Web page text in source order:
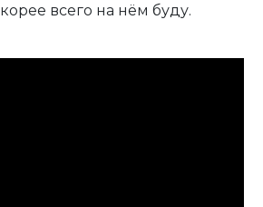
всего на нём буду.